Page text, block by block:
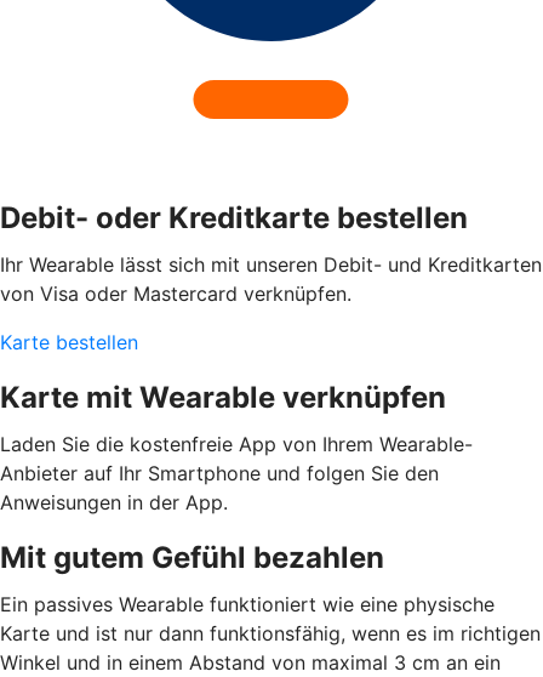
Debit- oder Kreditkarte bestellen
Ihr Wearable lässt sich mit unseren Debit- und Kreditkarten
von Visa oder Mastercard verknüpfen.
Karte bestellen
Karte mit Wearable verknüpfen
Laden Sie die kostenfreie App von Ihrem Wearable-
Anbieter auf Ihr Smartphone und folgen Sie den
Anweisungen in der App.
Mit gutem Gefühl bezahlen
Ein passives Wearable funktioniert wie eine physische
Karte und ist nur dann funktionsfähig, wenn es im richtigen
Winkel und in einem Abstand von maximal 3 cm an ein